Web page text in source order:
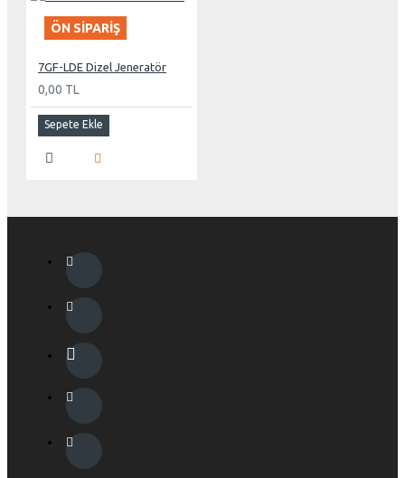
ÖN SIPARIŞ
7GF-LDE Dizel Jeneratör
0,00 TL
Sepete Ekle